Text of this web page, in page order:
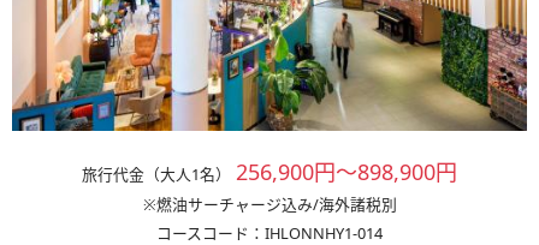
旅行代金（大人1名） 256,900円～898,900円
※燃油サーチャージ込み/海外諸税別
コースコード：IHLONNHY1-014